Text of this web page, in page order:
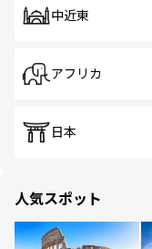
中近東
アフリカ
日本
人気スポット